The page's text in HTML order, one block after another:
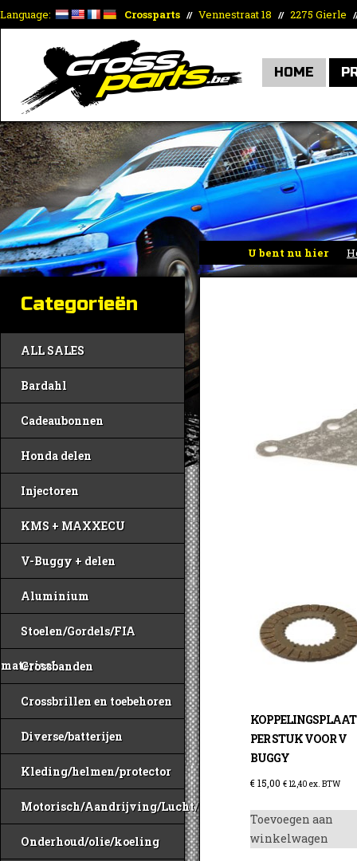
Language: Crossparts // Vennestraat 18 // 2275 Gierle
HOME
U bent nu hier
Categorieën
ALL SALES
Bardahl
Cadeaubonnen
Honda delen
Injectoren
KMS + MAXXECU
V-Buggy + delen
Aluminium
Stoelen/Gordels/FIA
materiaal
Crossbanden
Crossbrillen en toebehoren
Diverse/batterijen
Kleding/helmen/protector
Motorisch/Aandrijving/Lucht/Benzine
Onderhoud/olie/koeling
KOPPELINGSPLAAT
PER STUK VOOR V
BUGGY
€15,00 € 12,40 ex. BTW
Toevoegen aan
winkelwagen